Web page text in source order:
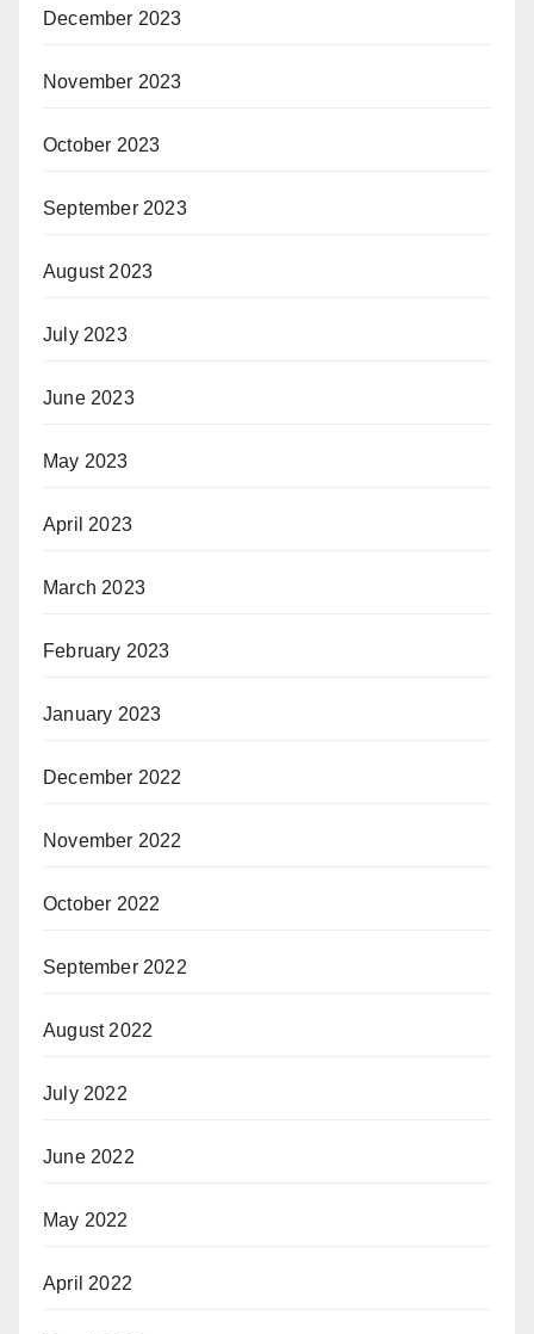
December 2023
November 2023
October 2023
September 2023
August 2023
July 2023
June 2023
May 2023
April 2023
March 2023
February 2023
January 2023
December 2022
November 2022
October 2022
September 2022
August 2022
July 2022
June 2022
May 2022
April 2022